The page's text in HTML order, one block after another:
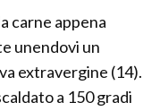
carne appena
unendovi un
extravergine (14).
a 150 gradi